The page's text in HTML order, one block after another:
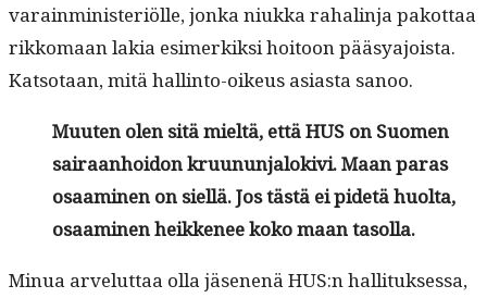
varain­min­is­ter­iölle, jon­ka niuk­ka rahal­in­ja pakot­taa
rikko­maan lakia esimerkik­si hoitoon pääsya­joista.
Kat­so­taan, mitä hallinto-oikeus asi­as­ta sanoo.
Muuten olen sitä mieltä, että HUS on Suomen
sairaan­hoidon kru­u­nun­jalokivi. Maan paras
osaami­nen on siel­lä. Jos tästä ei pide­tä huol­ta,
osaami­nen heikke­nee koko maan tasolla.
Min­ua arve­lut­taa olla jäse­nenä HUS:n hal­li­tuk­ses­sa,